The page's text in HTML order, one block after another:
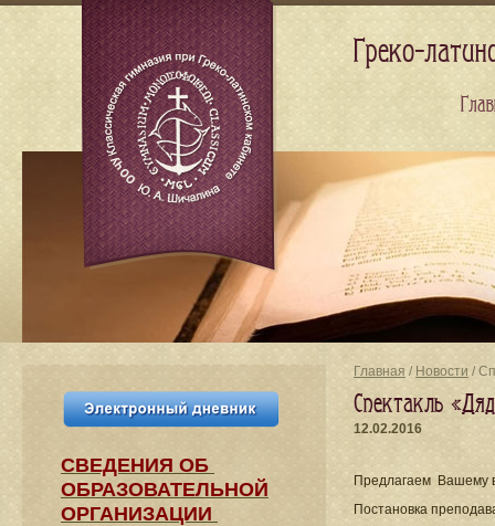
Главная / Новости /
Спектакль
12.02.2016
Предлагаем Вашему
Постановка
СВЕДЕНИЯ​ ОБ
ОБРАЗОВАТЕЛЬНОЙ
ОРГАНИЗАЦИИ
Греко-